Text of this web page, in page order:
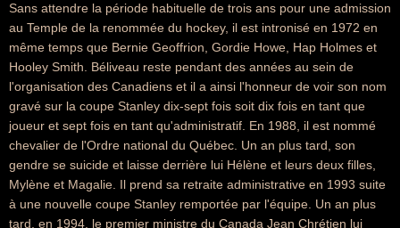
Sans attendre la période habituelle de trois ans pour une admission
au Temple de la renommée du hockey, il est intronisé en 1972 en
même temps que Bernie Geoffrion, Gordie Howe, Hap Holmes et
Hooley Smith. Béliveau reste pendant des années au sein de
l'organisation des Canadiens et il a ainsi l'honneur de voir son nom
gravé sur la coupe Stanley dix-sept fois soit dix fois en tant que
joueur et sept fois en tant qu'administratif. En 1988, il est nommé
chevalier de l'Ordre national du Québec. Un an plus tard, son
gendre se suicide et laisse derrière lui Hélène et leurs deux filles,
Mylène et Magalie. Il prend sa retraite administrative en 1993 suite
à une nouvelle coupe Stanley remportée par l'équipe. Un an plus
tard, en 1994, le premier ministre du Canada Jean Chrétien lui